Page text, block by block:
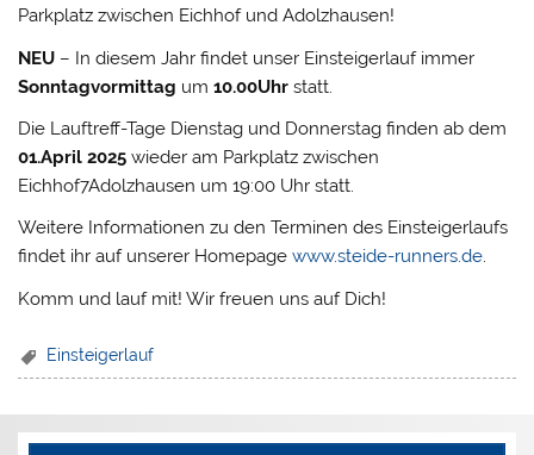
Parkplatz zwischen Eichhof und Adolzhausen!
NEU – In diesem Jahr findet unser Einsteigerlauf immer
Sonntagvormittag um10.00Uhr statt.
Die Lauftreff-Tage Dienstag und Donnerstag finden ab dem
01.April 2025 wieder am Parkplatz zwischen
Eichhof7Adolzhausen um 19:00 Uhr statt.
Weitere Informationen zu den Terminen des Einsteigerlaufs
findet ihr auf unserer Homepagewww.steide-runners.de.
Komm und lauf mit! Wir freuen uns auf Dich!
Einsteigerlauf